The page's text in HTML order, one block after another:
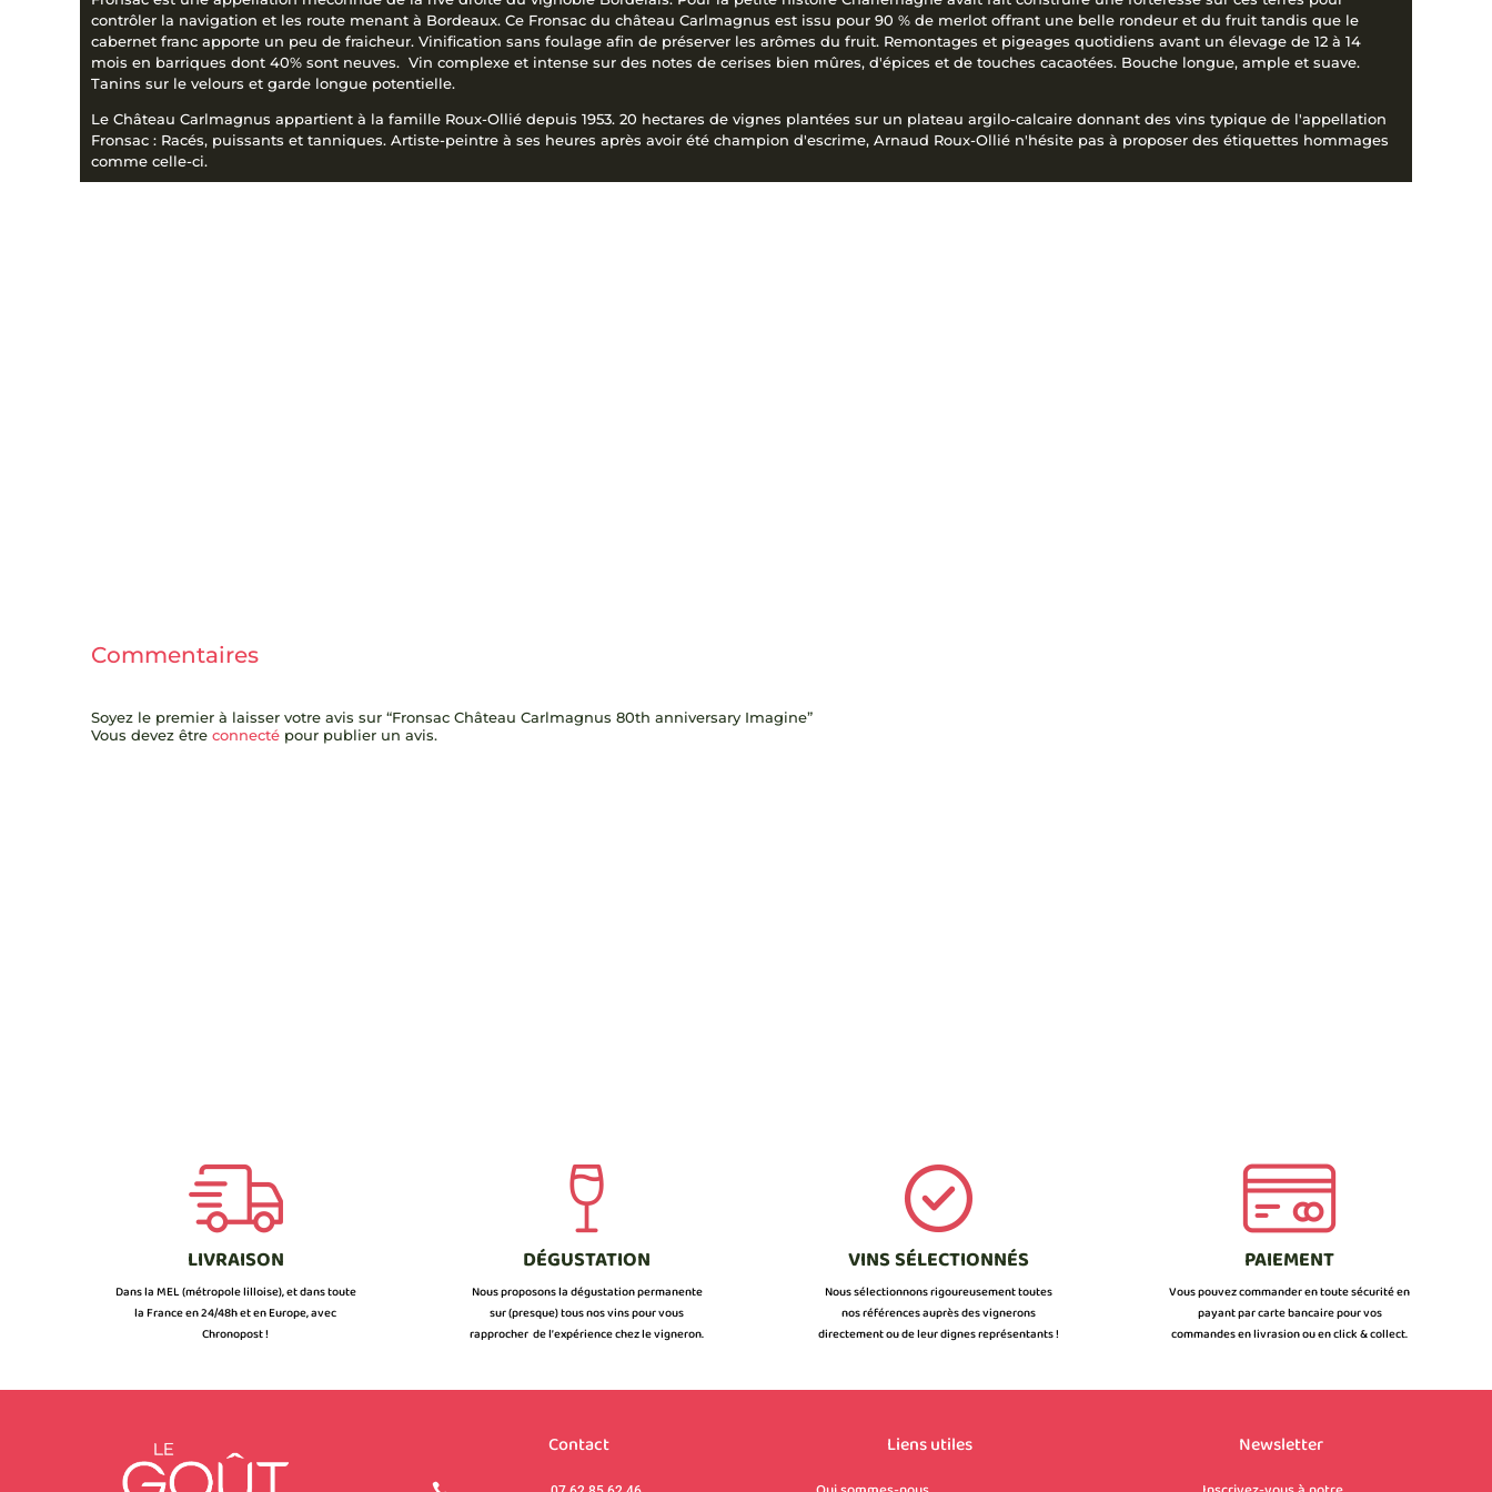
contrôler la navigation et les route menant à Bordeaux. Ce Fronsac du château Carlmagnus est issu pour 90 % de merlot offrant une belle rondeur et du fruit tandis que le
cabernet franc apporte un peu de fraicheur. Vinification sans foulage afin de préserver les arômes du fruit. Remontages et pigeages quotidiens avant un élevage de 12 à 14
mois en barriques dont 40% sont neuves. Vin complexe et intense sur des notes de cerises bien mûres, d'épices et de touches cacaotées. Bouche longue, ample et suave.
Tanins sur le velours et garde longue potentielle.
Le Château Carlmagnus appartient à la famille Roux-Ollié depuis 1953. 20 hectares de vignes plantées sur un plateau argilo-calcaire donnant des vins typique de l'appellation
Fronsac : Racés, puissants et tanniques. Artiste-peintre à ses heures après avoir été champion d'escrime, Arnaud Roux-Ollié n'hésite pas à proposer des étiquettes hommages
comme celle-ci.
Commentaires
Soyez le premier à laisser votre avis sur “Fronsac Château Carlmagnus 80th anniversary Imagine”
Vous devez être connecté pour publier un avis.
LIVRAISON
Dans la MEL (métropole lilloise), et dans toute
la France en 24/48h et en Europe, avec
Chronopost !
DÉGUSTATION
Nous proposons la dégustation permanente
sur (presque) tous nos vins pour vous
rapprocher de l’expérience chez le vigneron.
VINS SÉLECTIONNÉS
Nous sélectionnons rigoureusement toutes
nos références auprès des vignerons
directement ou de leur dignes représentants !
PAIEMENT
Vous pouvez commander en toute sécurité en
payant par carte bancaire pour vos
commandes en livrasion ou en click & collect.
Contact Liens utiles Newsletter